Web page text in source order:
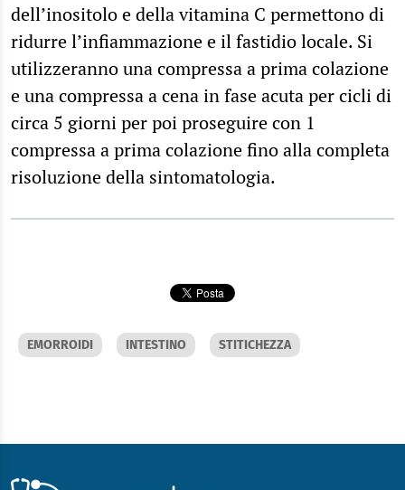
dell’inositolo e della vitamina C permettono di
ridurre l’infiammazione e il fastidio locale. Si
utilizzeranno una compressa a prima colazione
e una compressa a cena in fase acuta per cicli di
circa 5 giorni per poi proseguire con 1
compressa a prima colazione fino alla completa
risoluzione della sintomatologia.
EMORROIDI INTESTINO STITICHEZZA